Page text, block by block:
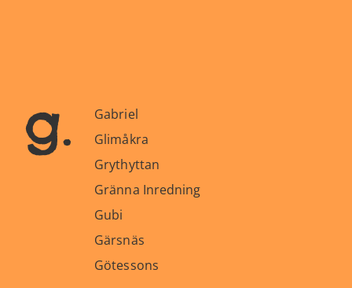
g.
Gabriel
Glimåkra
Grythyttan
Gränna Inredning
Gubi
Gärsnäs
Götessons